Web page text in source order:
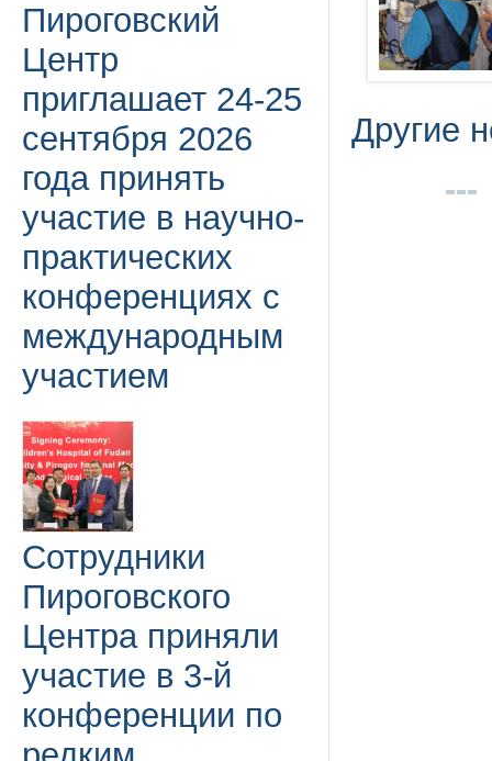
Пироговский
Центр
приглашает 24-25
сентября 2026
года принять
участие в научно-
практических
конференциях с
международным
участием
Сотрудники
Пироговского
Центра приняли
участие в 3-й
конференции по
Другие